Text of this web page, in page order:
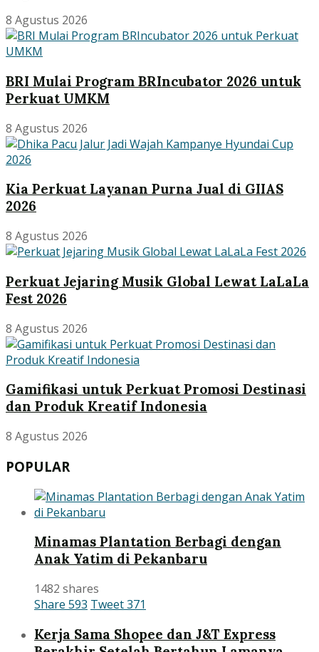
8 Agustus 2026
BRI Mulai Program BRIncubator 2026 untuk
Perkuat UMKM
8 Agustus 2026
Kia Perkuat Layanan Purna Jual di GIIAS
2026
8 Agustus 2026
Perkuat Jejaring Musik Global Lewat LaLaLa
Fest 2026
8 Agustus 2026
Gamifikasi untuk Perkuat Promosi Destinasi
dan Produk Kreatif Indonesia
8 Agustus 2026
POPULAR
Minamas Plantation Berbagi dengan
Anak Yatim di Pekanbaru
1482 shares
Share 593 Tweet371
Kerja Sama Shopee dan J&T Express